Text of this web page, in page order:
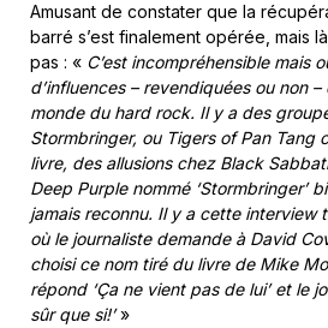
Amusant de constater que la
barré s’est finalement opérée, mais
pas : « C’est incompréhensible mais
d’influences – revendiquées ou non
monde du hard rock. Il y a des
Stormbringer, ou Tigers of Pan Tang
livre, des allusions chez Black
Deep Purple nommé ‘Stormbringer’
jamais reconnu. Il y a cette interview
où le journaliste demande à David
choisi ce nom tiré du livre de Mike
répond ‘Ça ne vient pas de lui’ et le
sûr que si!’»